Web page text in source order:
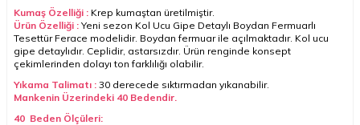
Kumaş Özelliği : Krep kumaştan üretilmiştir.
Ürün Özelliği : Yeni sezon Kol Ucu Gipe Detaylı Boydan Fermuarlı
Tesettür Ferace modelidir. Boydan fermuar ile açılmaktadır. Kol ucu
gipe detaylıdır. Ceplidir, astarsızdır. Ürün renginde konsept
çekimlerinden dolayı ton farklılığı olabilir.
Yıkama Talimatı : 30 derecede sıktırmadan yıkanabilir.
Mankenin Üzerindeki 40 Bedendir.
40 Beden Ölçüleri: